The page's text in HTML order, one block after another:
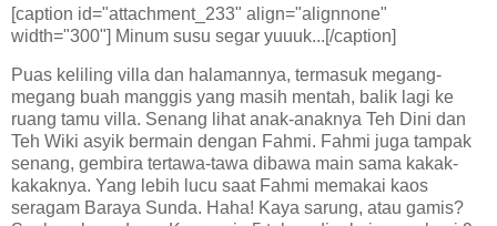
[caption id="attachment_233" align="alignnone"
width="300"] Minum susu segar yuuuk...[/caption]
Puas keliling villa dan halamannya, termasuk megang-
megang buah manggis yang masih mentah, balik lagi ke
ruang tamu villa. Senang lihat anak-anaknya Teh Dini dan
Teh Wiki asyik bermain dengan Fahmi. Fahmi juga tampak
senang, gembira tertawa-tawa dibawa main sama kakak-
kakaknya. Yang lebih lucu saat Fahmi memakai kaos
seragam Baraya Sunda. Haha! Kaya sarung, atau gamis?